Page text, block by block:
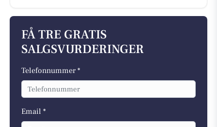
FÅ TRE GRATIS
SALGSVURDERINGER
Telefonnummer *
Email *